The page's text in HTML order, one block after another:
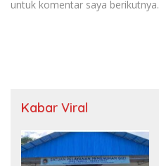
untuk komentar saya berikutnya.
Kabar Viral